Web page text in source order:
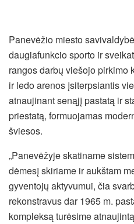
Panevėžio miesto
daugiafunkcio sporto ir
rangos darbų viešojo pirkimo
ir ledo arenos įsiterpsiantis
atnaujinant senąjį pastatą ir
priestatą, formuojamas
šviesos.
„Panevėžyje skatiname
dėmesį skiriame ir aukštam
gyventojų aktyvumui, čia
rekonstravus dar 1965 m.
kompleksą turėsime